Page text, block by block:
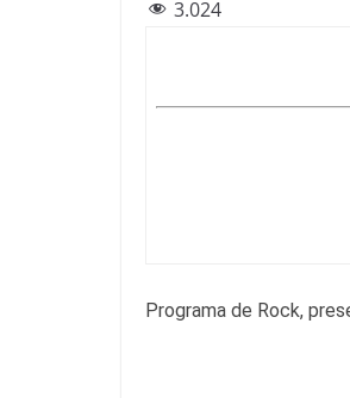
c
b a
3.024
Programa de Rock,